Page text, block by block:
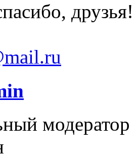
друзья!
модератор